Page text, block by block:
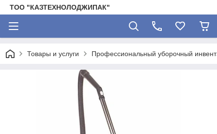
ТОО "КАЗТЕХНОЛОДЖИПАК"
Товары и услуги Профессиональный уборочный